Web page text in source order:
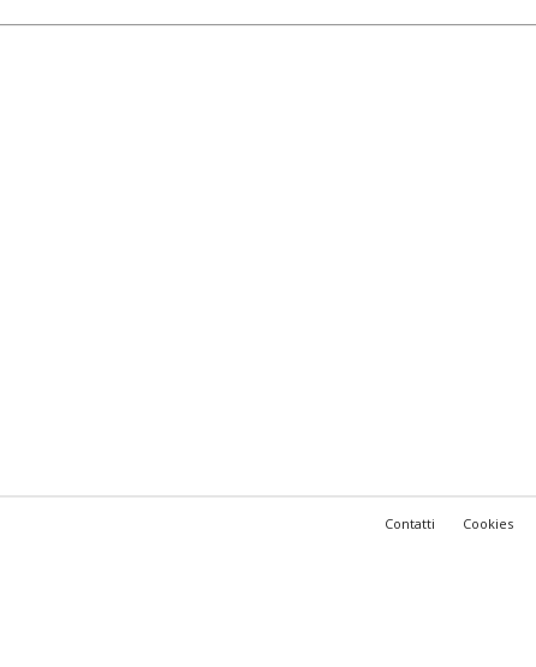
Contatti Cookies